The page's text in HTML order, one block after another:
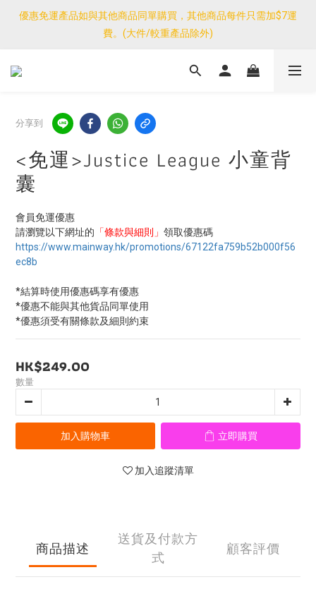
優惠免運產品如與其他商品同單購買，其他商品每件只需加$7運
費。(大件/較重產品除外)
優惠免運產品如與其他商品同單購買，其他商品每件只需加$7運
費。(大件/較重產品除外)
<公告>感謝支持！我們團隊由30/7~12/8外訪搜羅新產品，期間網
優惠免運產品如與其他商品同單購買，其他商品每件只需加$7運
費。(大件/較重產品除外)
分享到
<免運>Justice League 小童背
囊
會員免運優惠
請瀏覽以下網址的 「條款與細則」 領取優惠碼
https://www.mainway.hk/promotions/67122fa759b52b000f56
ec8b
*結算時使用優惠碼享有優惠
*優惠不能與其他貨品同單使用
*優惠須受有關條款及細則約束
HK$249.00
數量
加入購物車 立即購買
加入追蹤清單
商品描述
送貨及付款方
式
顧客評價